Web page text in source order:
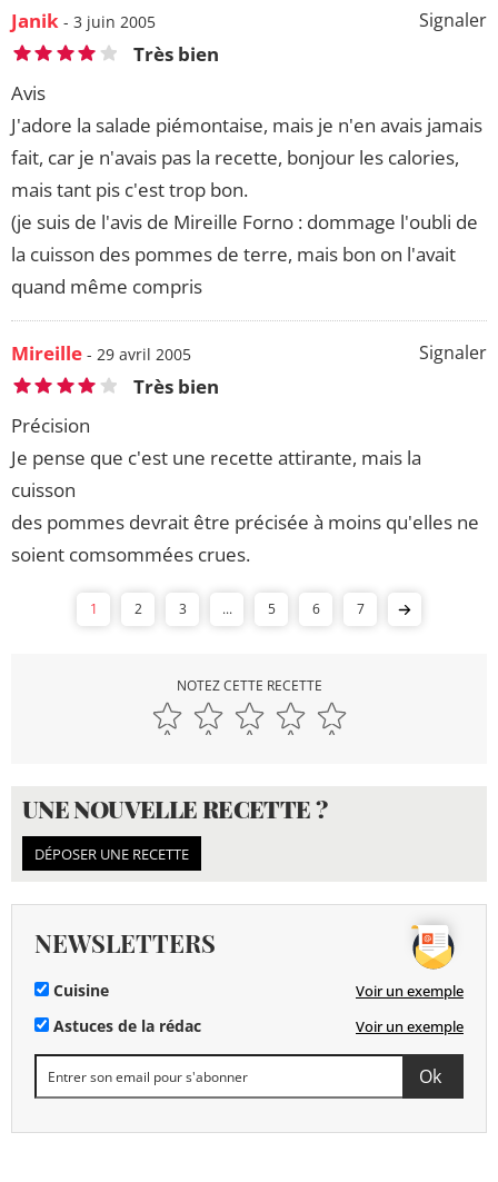
Signaler
Janik - 3 juin 2005
Très bien
Avis
J'adore la salade piémontaise, mais je n'en avais jamais
fait, car je n'avais pas la recette, bonjour les calories,
mais tant pis c'est trop bon.
(je suis de l'avis de Mireille Forno : dommage l'oubli de
la cuisson des pommes de terre, mais bon on l'avait
quand même compris
Signaler
Mireille - 29 avril 2005
Très bien
Précision
Je pense que c'est une recette attirante, mais la
cuisson
des pommes devrait être précisée à moins qu'elles ne
soient comsommées crues.
1 2 3 ... 5 6 7
NOTEZ CETTE RECETTE
UNE NOUVELLE RECETTE ?
DÉPOSER UNE RECETTE
NEWSLETTERS
Cuisine Voir un exemple
Astuces de la rédac Voir un exemple